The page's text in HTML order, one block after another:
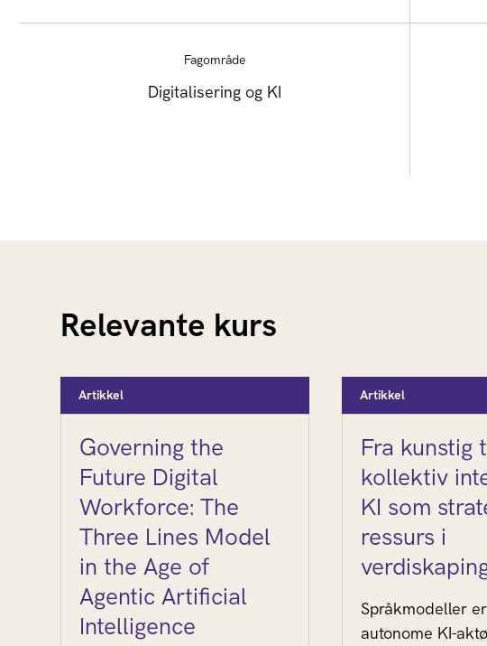
Fagområde
Digitalisering og KI
Relevante kurs
Artikkel
Governing the
Future Digital
Workforce: The
Three Lines Model
in the Age of
Agentic Artificial
Intelligence
Artikkel
Fra kunstig
kollektiv
KI som
ressurs i
Språkmodeller
autonome KI-